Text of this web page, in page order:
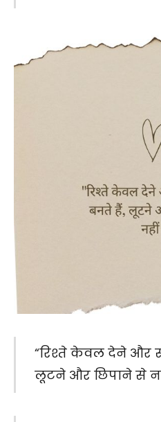
“रिश्ते केवल देने और
लूटने और छिपाने से